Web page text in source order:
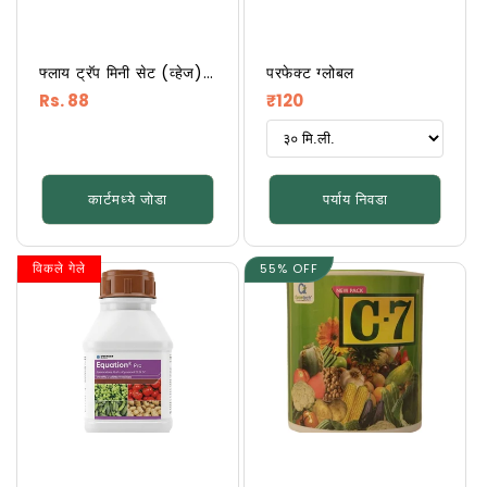
फ्लाय ट्रॅप मिनी सेट (व्हेज)
बॅरिक्स
नियमित
Rs. 88
कार्टमध्ये जोडा
परफेक्ट ग्लोबल
नियमित
किंमत
₹120
पर्याय निवडा
विकले गेले 55% OFF